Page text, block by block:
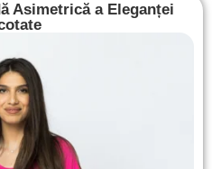
Asimetrică a Eleganței